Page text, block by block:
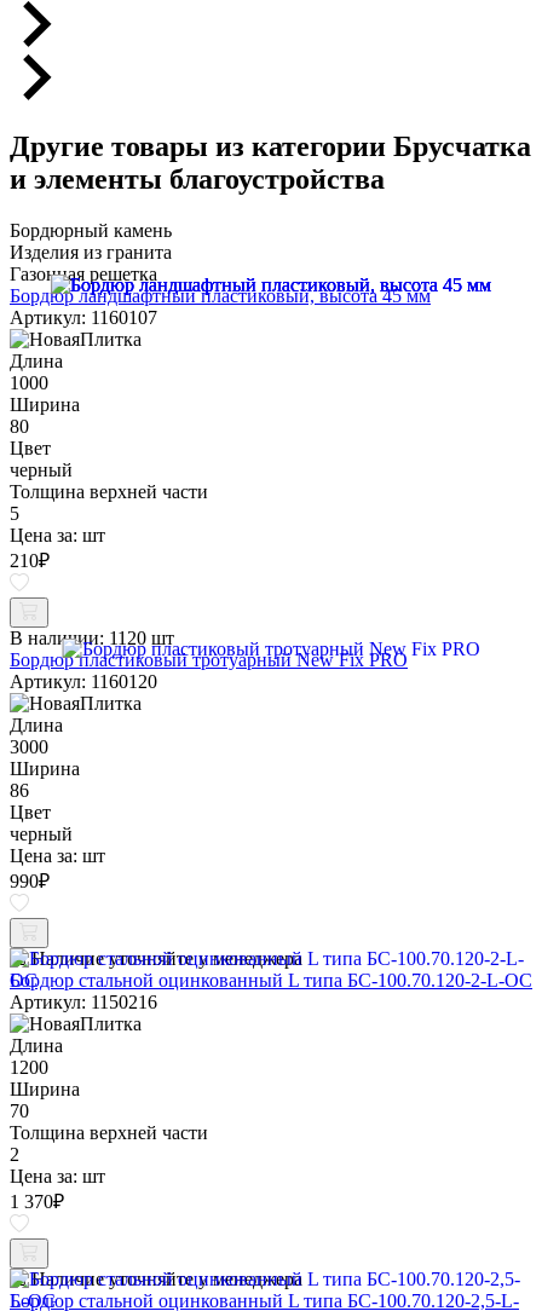
Другие товары из категории Брусчатка
и элементы благоустройства
Бордюрный камень
Изделия из гранита
Газонная решетка
Бордюр ландшафтный пластиковый, высота 45 мм
Артикул: 1160107
Длина
1000
Ширина
80
Цвет
черный
Толщина верхней части
5
Цена за: шт
210₽
В наличии: 1120 шт
Бордюр пластиковый тротуарный New Fix PRO
Артикул: 1160120
Длина
3000
Ширина
86
Цвет
черный
Цена за: шт
990₽
Наличие уточняйте у менеджера
Бордюр стальной оцинкованный L типа БС-100.70.120-2-L-ОС
Артикул: 1150216
Длина
1200
Ширина
70
Толщина верхней части
2
Цена за: шт
1 370₽
Наличие уточняйте у менеджера
Бордюр стальной оцинкованный L типа БС-100.70.120-2,5-L-